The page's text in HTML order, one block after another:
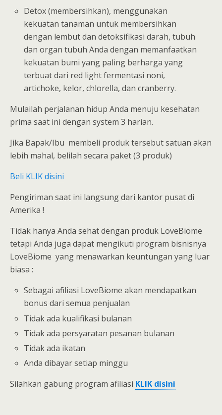
Detox (membersihkan), menggunakan
kekuatan tanaman untuk membersihkan
dengan lembut dan detoksifikasi darah, tubuh
dan organ tubuh Anda dengan memanfaatkan
kekuatan bumi yang paling berharga yang
terbuat dari red light fermentasi noni,
artichoke, kelor, chlorella, dan cranberry.
Mulailah perjalanan hidup Anda menuju kesehatan
prima saat ini dengan system 3 harian.
Jika Bapak/Ibu membeli produk tersebut satuan akan
lebih mahal, belilah secara paket (3 produk)
Beli KLIK disini
Pengiriman saat ini langsung dari kantor pusat di
Amerika !
Tidak hanya Anda sehat dengan produk LoveBiome
tetapi Anda juga dapat mengikuti program bisnisnya
LoveBiome yang menawarkan keuntungan yang luar
biasa :
Sebagai afiliasi LoveBiome akan mendapatkan
bonus dari semua penjualan
Tidak ada kualifikasi bulanan
Tidak ada persyaratan pesanan bulanan
Tidak ada ikatan
Anda dibayar setiap minggu
Silahkan gabung program afiliasi KLIK disini